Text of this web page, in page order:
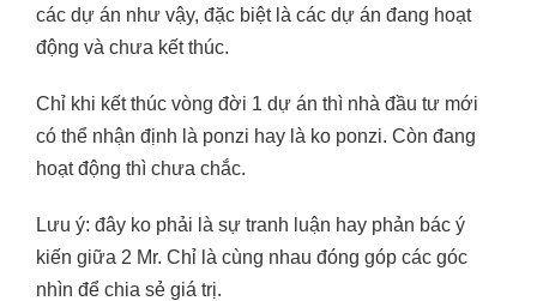
các dự án như vậy, đặc biệt là các dự án đang hoạt
động và chưa kết thúc.
Chỉ khi kết thúc vòng đời 1 dự án thì nhà đầu tư mới
có thể nhận định là ponzi hay là ko ponzi. Còn đang
hoạt động thì chưa chắc.
Lưu ý: đây ko phải là sự tranh luận hay phản bác ý
kiến giữa 2 Mr. Chỉ là cùng nhau đóng góp các góc
nhìn để chia sẻ giá trị.